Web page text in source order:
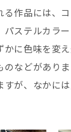
る作品には、
パステルカラ
かに色味を変
のなどがあり
すが、なかに